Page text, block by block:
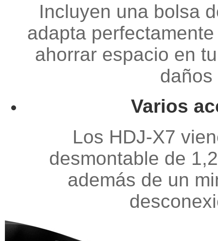
Incluyen una bolsa
adapta
ahorrar espacio en
Varios
Los HDJ-X7
desmontable de
además de un